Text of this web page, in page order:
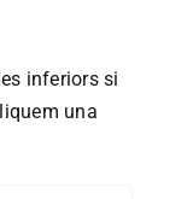
inferiors si
una